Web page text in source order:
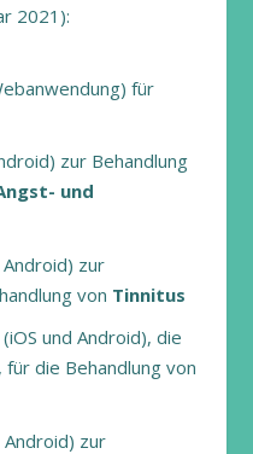
2021):
für
zur Behandlung
und
zur
von Tinnitus
und Android), die
die Behandlung von
Android) zur